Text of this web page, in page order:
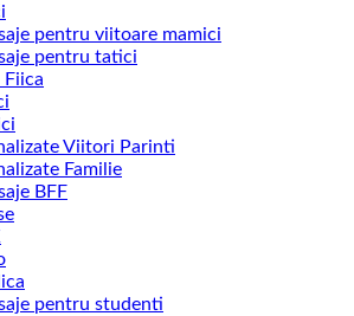
pentru viitoare mamici
pentru tatici
Fiica
Viitori Parinti
Familie
BFF
pentru studenti